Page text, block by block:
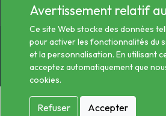
de santé
© 2026 - Tous droits réservés
Générale
Avertissement relatif
Ce site Web stocke des données
pour activer les fonctionnalités du
et la personnalisation. En utilisant
acceptez automatiquement que
cookies.
Refuser Accepter